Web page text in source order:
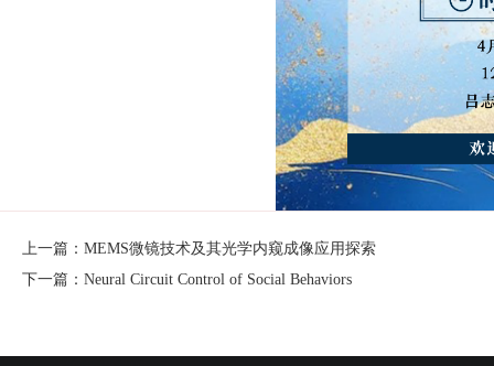
上一篇：MEMS微镜技术及其光学内窥成像应用探索
下一篇：Neural Circuit Control of Social Behaviors